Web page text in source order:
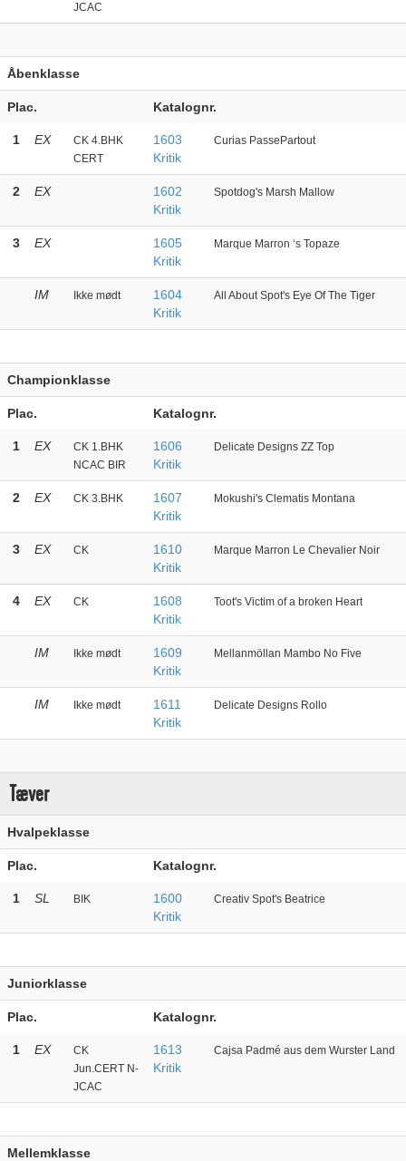
JCAC
Åbenklasse
Plac. Katalognr.
1 EX
CK 4.BHK
CERT
1603
Kritik
Curias PassePartout
2 EX
1602
Kritik
Spotdog's Marsh Mallow
3 EX
1605
Kritik
Marque Marron ‘s Topaze
IM Ikke mødt
1604
Kritik
All About Spot's Eye Of The Tiger
Championklasse
Plac. Katalognr.
1 EX
CK 1.BHK
NCAC BIR
1606
Kritik
Delicate Designs ZZ Top
2 EX CK 3.BHK
1607
Kritik
Mokushi's Clematis Montana
3 EX CK
1610
Kritik
Marque Marron Le Chevalier Noir
4 EX CK
1608
Kritik
Toot's Victim of a broken Heart
IM Ikke mødt
1609
Kritik
Mellanmöllan Mambo No Five
IM Ikke mødt
1611
Kritik
Delicate Designs Rollo
Tæver
Hvalpeklasse
Plac. Katalognr.
1 SL BIK
1600
Kritik
Creativ Spot's Beatrice
Juniorklasse
Plac. Katalognr.
1 EX
CK
Jun.CERT N-
JCAC
1613
Kritik
Cajsa Padmé aus dem Wurster Land
Mellemklasse